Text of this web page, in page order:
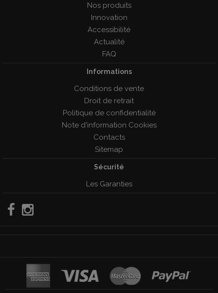
Nos produits
Innovation
Accessibilité
Actualité
FAQ
Informations
Conditions de vente
Droit de retrait
Politique de confidentialité
Note d'information Cookies
Contacts
Sitemap
Sécurité
Les Garanties